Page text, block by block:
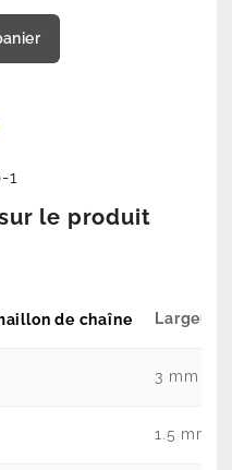
1
le produit
de chaîne Largeur
3 mm
1.5 mm